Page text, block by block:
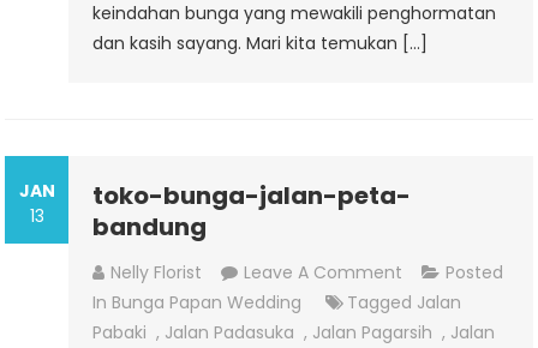
keindahan bunga yang mewakili penghormatan
dan kasih sayang. Mari kita temukan […]
JAN
13
toko-bunga-jalan-peta-
bandung
Nelly Florist Leave A Comment On
Toko-
Bunga-
Posted
In Bunga Papan Wedding Tagged Jalan
Pabaki , Jalan Padasuka , Jalan Pagarsih , Jalan